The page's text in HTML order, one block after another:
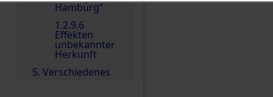
Hamburg“
1.2.9.6
Effekten
unbekannter
Herkunft
5. Verschiedenes